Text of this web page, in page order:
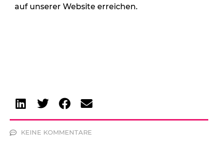
auf unserer Website erreichen.
KEINE KOMMENTARE